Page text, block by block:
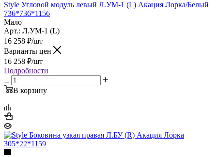
Style Угловой модуль левый Л.УМ-1 (L) Акация Лорка/Белый
736*736*1156
Мало
Арт.: Л.УМ-1 (L)
16 258 ₽/шт
Варианты цен
16 258 ₽/шт
Подробности
В корзину